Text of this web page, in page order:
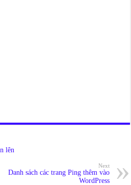
lên
Next
Danh sách các trang Ping thêm vào
WordPress